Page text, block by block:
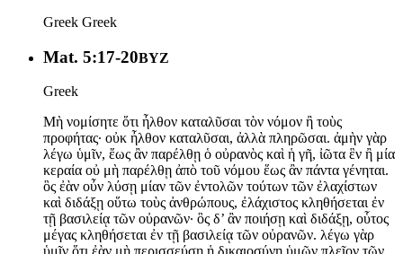
Greek Greek
Mat. 5:17-20BYZ
Greek
Μὴ νομίσητε ὅτι ἦλθον καταλῦσαι τὸν νόμον ἢ τοὺς
προφήτας· οὐκ ἦλθον καταλῦσαι, ἀλλὰ πληρῶσαι. ἀμὴν γὰρ
λέγω ὑμῖν, ἕως ἂν παρέλθῃ ὁ οὐρανὸς καὶ ἡ γῆ, ἰῶτα ἓν ἢ μία
κεραία οὐ μὴ παρέλθῃ ἀπὸ τοῦ νόμου ἕως ἂν πάντα γένηται.
ὃς ἐὰν οὖν λύσῃ μίαν τῶν ἐντολῶν τούτων τῶν ἐλαχίστων
καὶ διδάξῃ οὕτω τοὺς ἀνθρώπους, ἐλάχιστος κληθήσεται ἐν
τῇ βασιλείᾳ τῶν οὐρανῶν· ὃς δ’ ἂν ποιήσῃ καὶ διδάξῃ, οὗτος
μέγας κληθήσεται ἐν τῇ βασιλείᾳ τῶν οὐρανῶν. λέγω γὰρ